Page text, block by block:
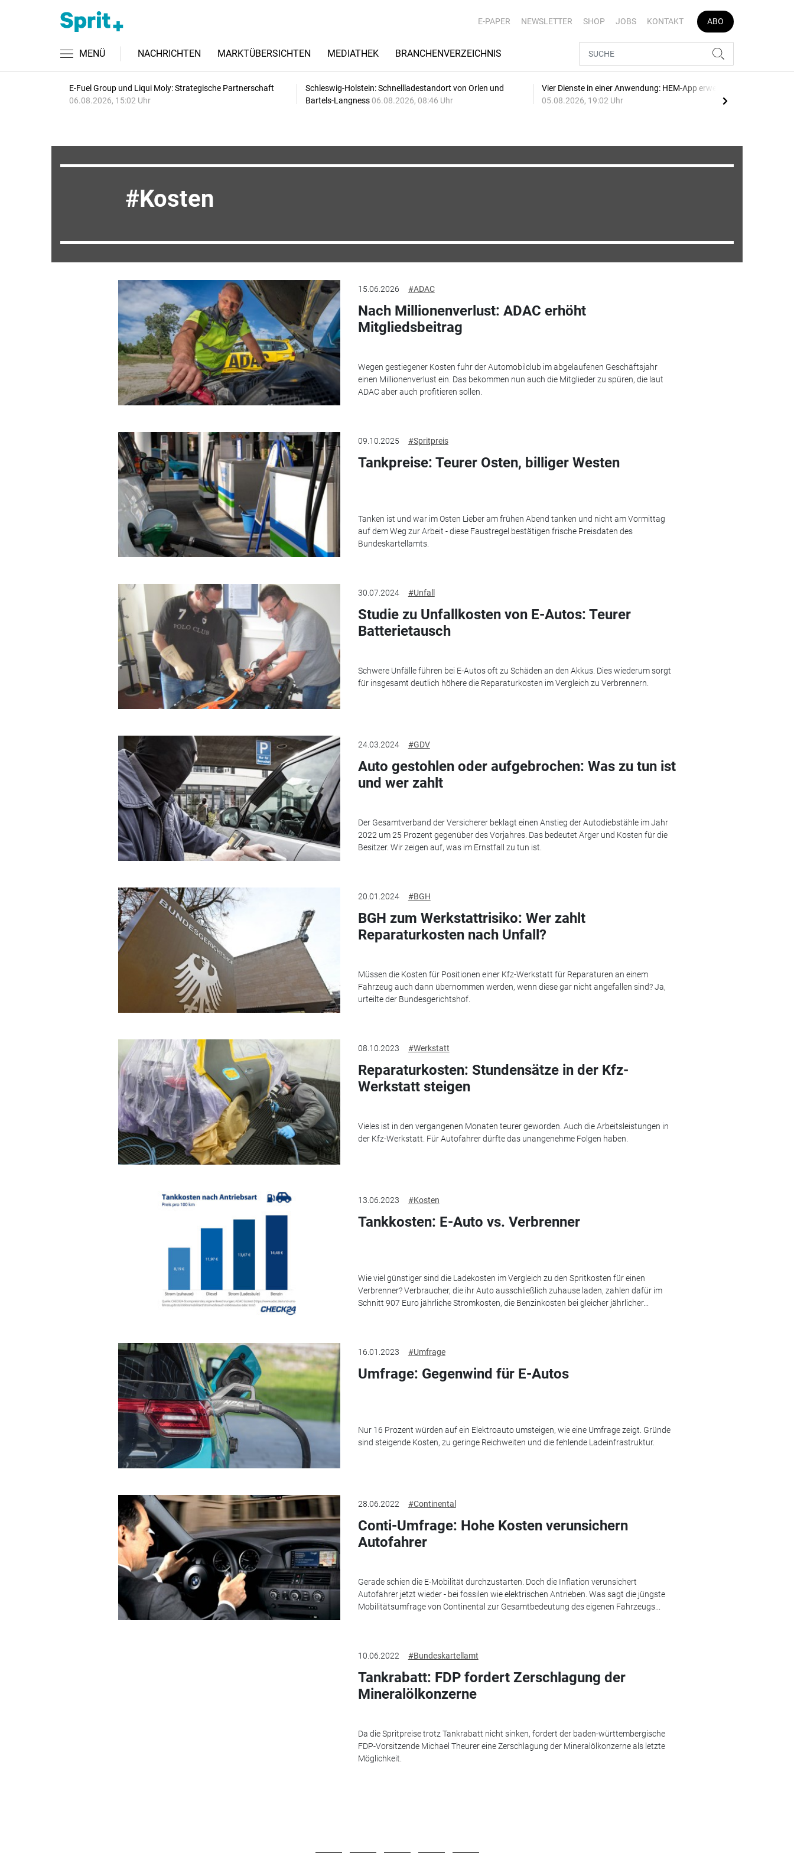
E-PAPER NEWSLETTER SHOP JOBS KONTAKT ABO
MENÜ NACHRICHTEN MARKTÜBERSICHTEN MEDIATHEK BRANCHENVERZEICHNIS
E-Fuel Group und Liqui Moly: Strategische Partnerschaft
06.08.2026, 15:02 Uhr
Schleswig-Holstein: Schnellladestandort von Orlen und
Bartels-Langness 06.08.2026, 08:46 Uhr
Vier Dienste in einer Anwendung: HEM-App erweitert
05.08.2026, 19:02 Uhr
Kosten
15.06.2026 #ADAC
Nach Millionenverlust: ADAC erhöht
Mitgliedsbeitrag
Wegen gestiegener Kosten fuhr der Automobilclub im abgelaufenen Geschäftsjahr
einen Millionenverlust ein. Das bekommen nun auch die Mitglieder zu spüren, die laut
ADAC aber auch profitieren sollen.
09.10.2025 #Spritpreis
Tankpreise: Teurer Osten, billiger Westen
Tanken ist und war im Osten Lieber am frühen Abend tanken und nicht am Vormittag
auf dem Weg zur Arbeit - diese Faustregel bestätigen frische Preisdaten des
Bundeskartellamts.
30.07.2024 #Unfall
Studie zu Unfallkosten von E-Autos: Teurer
Batterietausch
Schwere Unfälle führen bei E-Autos oft zu Schäden an den Akkus. Dies wiederum sorgt
für insgesamt deutlich höhere die Reparaturkosten im Vergleich zu Verbrennern.
24.03.2024 #GDV
Auto gestohlen oder aufgebrochen: Was zu tun ist
und wer zahlt
Der Gesamtverband der Versicherer beklagt einen Anstieg der Autodiebstähle im Jahr
2022 um 25 Prozent gegenüber des Vorjahres. Das bedeutet Ärger und Kosten für die
Besitzer. Wir zeigen auf, was im Ernstfall zu tun ist.
20.01.2024 #BGH
BGH zum Werkstattrisiko: Wer zahlt
Reparaturkosten nach Unfall?
Müssen die Kosten für Positionen einer Kfz-Werkstatt für Reparaturen an einem
Fahrzeug auch dann übernommen werden, wenn diese gar nicht angefallen sind? Ja,
urteilte der Bundesgerichtshof.
08.10.2023 #Werkstatt
Reparaturkosten: Stundensätze in der Kfz-
Werkstatt steigen
Vieles ist in den vergangenen Monaten teurer geworden. Auch die Arbeitsleistungen in
der Kfz-Werkstatt. Für Autofahrer dürfte das unangenehme Folgen haben.
13.06.2023 #Kosten
Tankkosten: E-Auto vs. Verbrenner
Wie viel günstiger sind die Ladekosten im Vergleich zu den Spritkosten für einen
Verbrenner? Verbraucher, die ihr Auto ausschließlich zuhause laden, zahlen dafür im
Schnitt 907 Euro jährliche Stromkosten, die Benzinkosten bei gleicher jährlicher...
16.01.2023 #Umfrage
Umfrage: Gegenwind für E-Autos
Nur 16 Prozent würden auf ein Elektroauto umsteigen, wie eine Umfrage zeigt. Gründe
sind steigende Kosten, zu geringe Reichweiten und die fehlende Ladeinfrastruktur.
28.06.2022 #Continental
Conti-Umfrage: Hohe Kosten verunsichern
Autofahrer
Gerade schien die E-Mobilität durchzustarten. Doch die Inflation verunsichert
Autofahrer jetzt wieder - bei fossilen wie elektrischen Antrieben. Was sagt die jüngste
Mobilitätsumfrage von Continental zur Gesamtbedeutung des eigenen Fahrzeugs...
10.06.2022 #Bundeskartellamt
Tankrabatt: FDP fordert Zerschlagung der
Mineralölkonzerne
Da die Spritpreise trotz Tankrabatt nicht sinken, fordert der baden-württembergische
FDP-Vorsitzende Michael Theurer eine Zerschlagung der Mineralölkonzerne als letzte
Möglichkeit.